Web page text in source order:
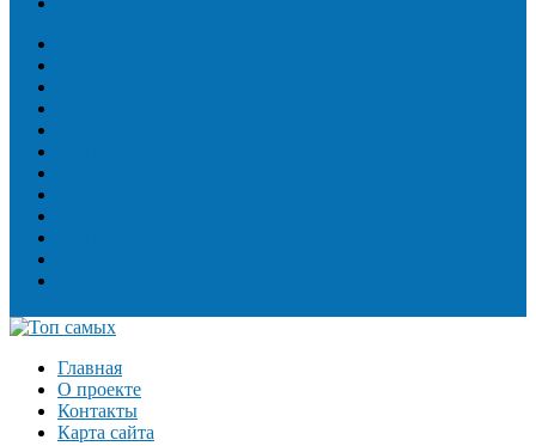
Главная
О проекте
Контакты
Карта сайта